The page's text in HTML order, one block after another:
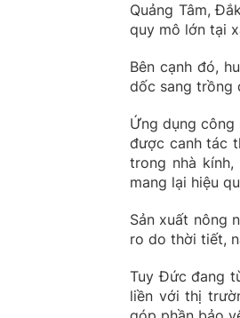
Quảng Tâm,
quy mô lớn tại
Bên cạnh đó,
dốc sang trồng
Ứng dụng công
được canh tác
trong nhà
mang lại hiệu
Sản xuất nông
ro do thời tiết,
Tuy Đức đang
liền với thị